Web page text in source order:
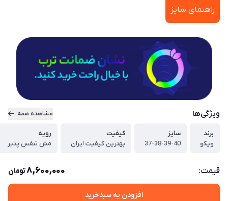
راهنمای سایز
ویژگی‌ها مشاهده همه
برند
ویکو
سایز
37-38-39-40
کیفیت
بهترین کیفیت ایران
رویه
مش تنفس پذیر
قیمت: 8,600,000تومان
افزودن به سبدخرید